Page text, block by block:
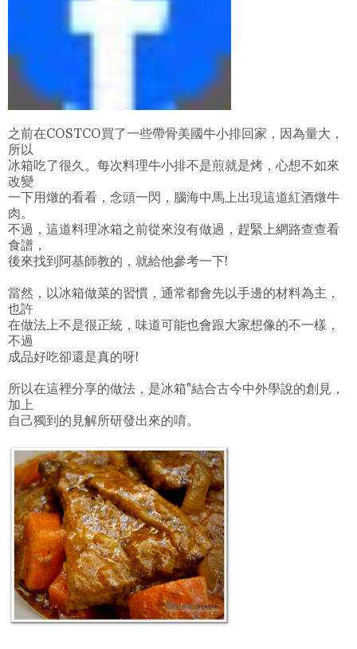
之前在COSTCO買了一些帶骨美國牛小排回家，因為量大，
所以
冰箱吃了很久。每次料理牛小排不是煎就是烤，心想不如來
改變
一下用燉的看看，念頭一閃，腦海中馬上出現這道紅酒燉牛
肉。
不過，這道料理冰箱之前從來沒有做過，趕緊上網路查查看
食譜，
後來找到阿基師教的，就給他參考一下!
當然，以冰箱做菜的習慣，通常都會先以手邊的材料為主，
也許
在做法上不是很正統，味道可能也會跟大家想像的不一樣，
不過
成品好吃卻還是真的呀!
所以在這裡分享的做法，是冰箱"結合古今中外學說的創見，
加上
自己獨到的見解所研發出來的唷。